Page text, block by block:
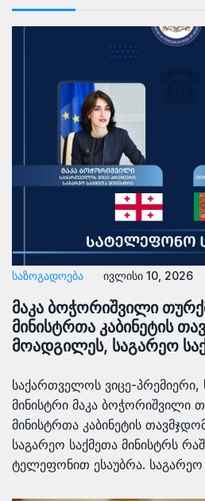
ᲡᲐᲖᲝᲒᲐᲓᲝᲔᲑᲐ ივლისი 10, 2026
მაკა ბოჭორიშვილი
მინისტრთა კაბინეტის
მოადგილეს, საგარეო
საქართველოს ვიცე-პრემიერი,
მინისტრი მაკა ბოჭორიშვილი
მინისტრთა კაბინეტის
საგარეო საქმეთა მინისტრს
ტელეფონით ესაუბრა. საგარეო